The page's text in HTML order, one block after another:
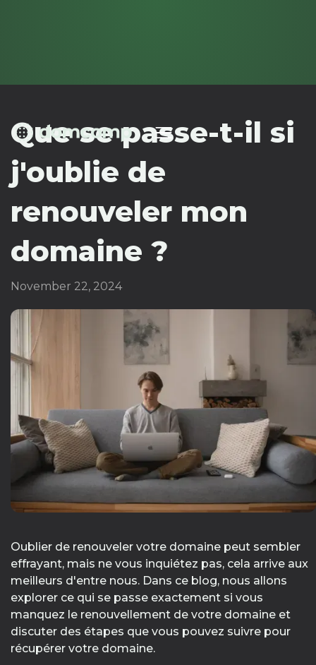
Que se passe-t-il si
j'oublie de
renouveler mon
domaine ?
November 22, 2024
Oublier de renouveler votre domaine peut sembler
effrayant, mais ne vous inquiétez pas, cela arrive aux
meilleurs d'entre nous. Dans ce blog, nous allons
explorer ce qui se passe exactement si vous
manquez le renouvellement de votre domaine et
discuter des étapes que vous pouvez suivre pour
récupérer votre domaine.